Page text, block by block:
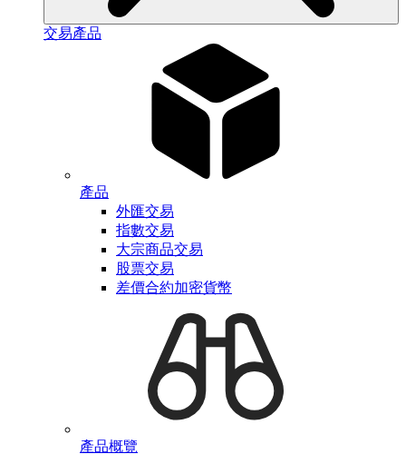
交易產品
產品
外匯交易
指數交易
大宗商品交易
股票交易
差價合約加密貨幣
產品概覽